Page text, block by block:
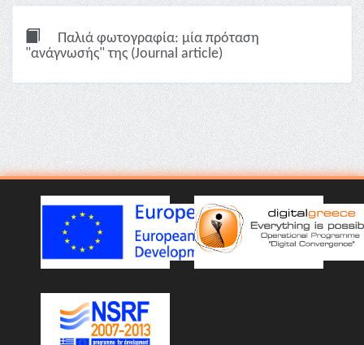
Παλιά φωτογραφία: μία πρόταση
"ανάγνωσής" της (Journal article)